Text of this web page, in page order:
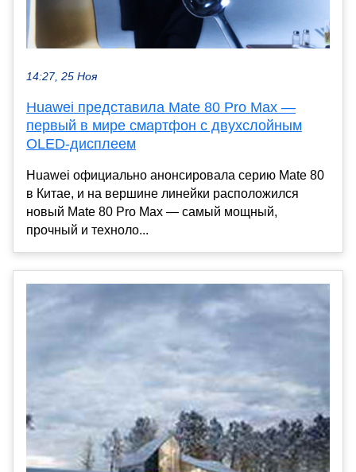
14:27, 25 Ноя
Huawei представила Mate 80 Pro Max —
первый в мире смартфон с двухслойным
OLED-дисплеем
Huawei официально анонсировала серию Mate 80
в Китае, и на вершине линейки расположился
новый Mate 80 Pro Max — самый мощный,
прочный и техноло...